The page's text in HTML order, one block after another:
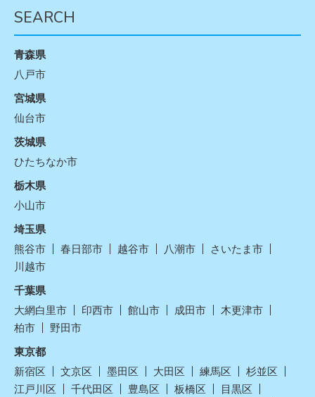
SEARCH
青森県
八戸市
宮城県
仙台市
茨城県
ひたちなか市
栃木県
小山市
埼玉県
熊谷市
春日部市 越谷市 八潮市
さいたま市
川越市
千葉県
大網白里市
印西市 館山市 成田市
木更津市
柏市
野田市
東京都
新宿区
文京区 墨田区 大田区 練馬区
杉並区
江戸川区
千代田区 豊島区 板橋区
目黒区